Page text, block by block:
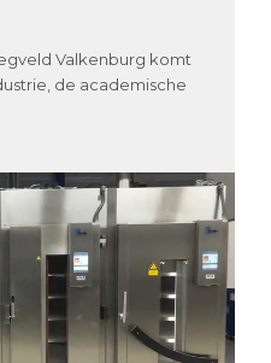
Valkenburg komt
de academische